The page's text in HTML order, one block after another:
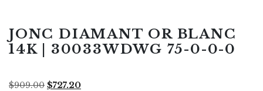
JONC DIAMANT OR BLANC
14K | 30033WDWG 75-0-0-0
$909.00 Le
$727.20Le